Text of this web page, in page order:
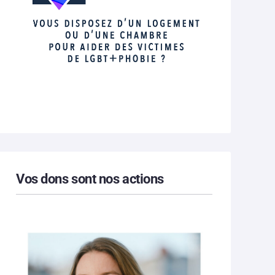
Vos dons sont nos actions